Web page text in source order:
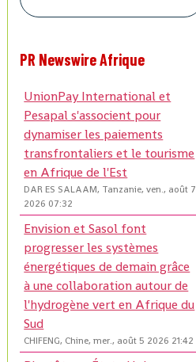
PR Newswire Afrique
UnionPay International et
Pesapal s'associent pour
dynamiser les paiements
transfrontaliers et le tourisme
en Afrique de l'Est
DAR ES SALAAM, Tanzanie, ven., août 7
2026 07:32
Envision et Sasol font
progresser les systèmes
énergétiques de demain grâce
à une collaboration autour de
l'hydrogène vert en Afrique du
Sud
CHIFENG, Chine, mer., août 5 2026 21:42